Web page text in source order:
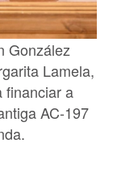
González
Lamela,
financiar a
AC-197